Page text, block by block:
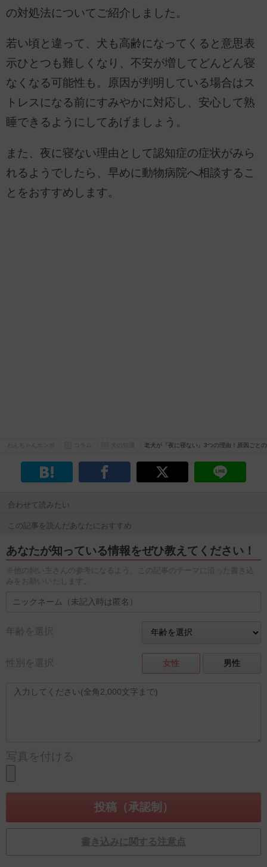
の対処法についてご紹介しました。
若い頃と違って、犬も高齢になってくると意思表
示ひとつも難しくなり、不安が増してどんどん寝
なくなる可能性も。原因が判明している場合はス
トレスになる前にすみやかに対応し、安心して熟
睡できるようにしてあげましょう。
また、夜に寝ない理由として認知症の症状がみら
れるようでしたら、早めに動物病院へ相談するこ
とをおすすめします。
老犬が『夜に寝ない』3つの理由！原因ごと
合わせて読みたい
この記事を読んだあなたにおすすめ
あなたが知っている情報をぜひ教えてください！
※他の飼い主さんの参考になるよう、この記事のテーマに沿った書き込
みをお願いいたします。
年齢を選択
性別を選択 女性 男性
写真を付ける
書き込みに関する注意点